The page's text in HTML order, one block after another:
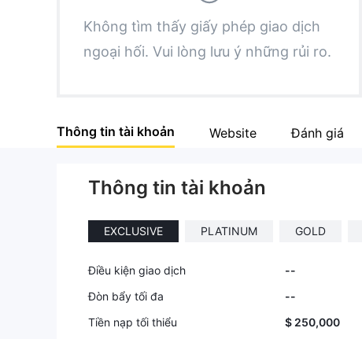
5
6
7
8
9
9
Không tìm thấy giấy phép giao dịch
ngoại hối. Vui lòng lưu ý những rủi ro.
Thông tin tài khoản Website Đánh giá
Thông tin tài khoản
EXCLUSIVE PLATINUM GOLD
Điều kiện giao dịch --
Đòn bẩy tối đa
--
Tiền nạp tối thiểu
$ 250,000